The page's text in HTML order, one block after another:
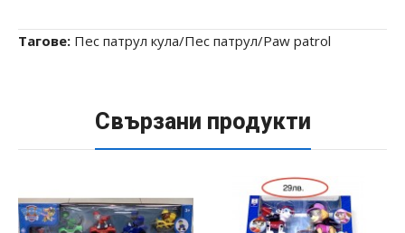
Тагове: Пес патрул кула/Пес патрул/Paw patrol
Свързани продукти